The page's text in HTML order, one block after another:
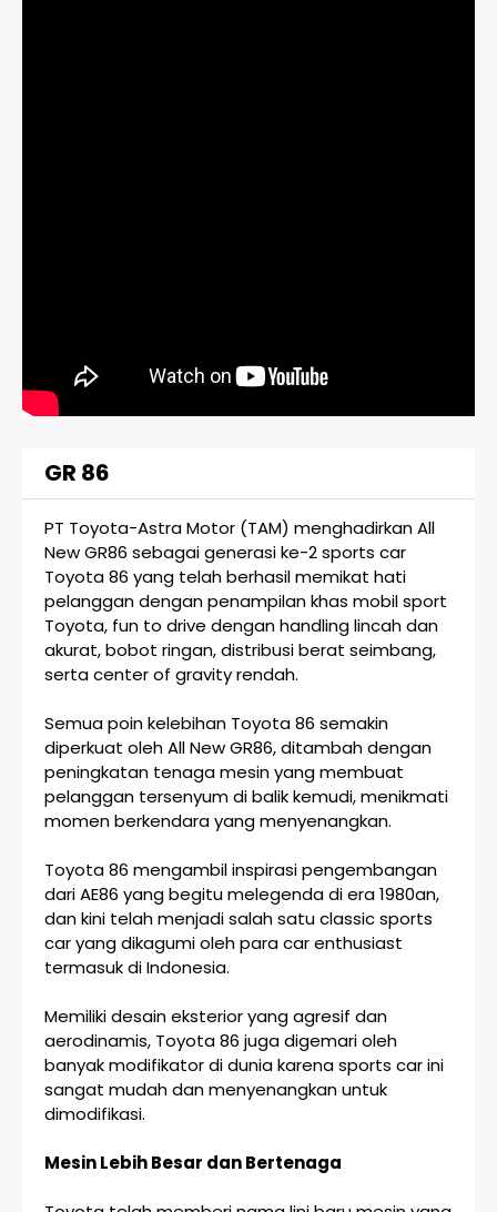
GR 86
PT Toyota-Astra Motor (TAM) menghadirkan All
New GR86 sebagai generasi ke-2 sports car
Toyota 86 yang telah berhasil memikat hati
pelanggan dengan penampilan khas mobil sport
Toyota, fun to drive dengan handling lincah dan
akurat, bobot ringan, distribusi berat seimbang,
serta center of gravity rendah.
Semua poin kelebihan Toyota 86 semakin
diperkuat oleh All New GR86, ditambah dengan
peningkatan tenaga mesin yang membuat
pelanggan tersenyum di balik kemudi, menikmati
momen berkendara yang menyenangkan.
Toyota 86 mengambil inspirasi pengembangan
dari AE86 yang begitu melegenda di era 1980an,
dan kini telah menjadi salah satu classic sports
car yang dikagumi oleh para car enthusiast
termasuk di Indonesia.
Memiliki desain eksterior yang agresif dan
aerodinamis, Toyota 86 juga digemari oleh
banyak modifikator di dunia karena sports car ini
sangat mudah dan menyenangkan untuk
dimodifikasi.
Mesin Lebih Besar dan Bertenaga